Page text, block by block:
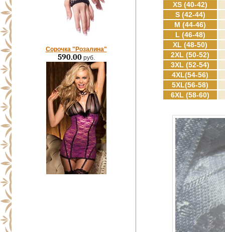
Сорочка "Розалина"
590.00руб.
XS (40-42)
S (42-44)
M (44-46)
L (46-48)
XL (48-50)
2XL (50-52)
3XL (52-54)
4XL(54-56)
5XL(56-58)
6XL (58-60)